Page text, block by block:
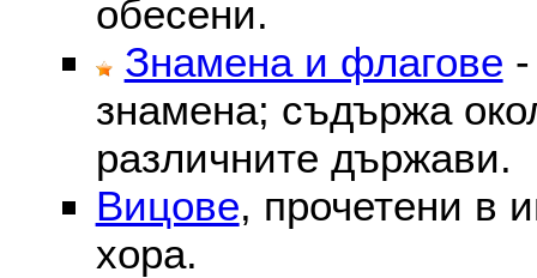
обесени.
Знамена и флагове
знамена; съдържа
различните държави.
Вицове, прочетени в
хора.